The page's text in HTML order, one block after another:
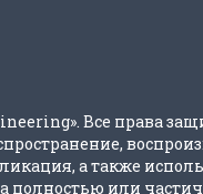
Все права
а также
полностью или